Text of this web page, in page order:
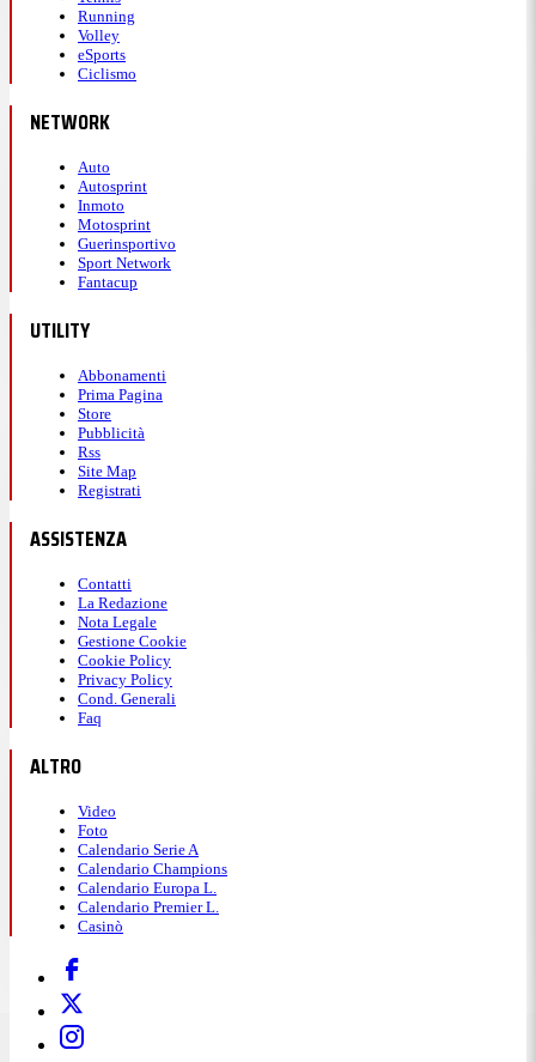
Running
Volley
eSports
Ciclismo
NETWORK
Auto
Autosprint
Inmoto
Motosprint
Guerinsportivo
Sport Network
Fantacup
UTILITY
Abbonamenti
Prima Pagina
Store
Pubblicità
Rss
Site Map
Registrati
ASSISTENZA
Contatti
La Redazione
Nota Legale
Gestione Cookie
Cookie Policy
Privacy Policy
Cond. Generali
Faq
ALTRO
Video
Foto
Calendario Serie A
Calendario Champions
Calendario Europa L.
Calendario Premier L.
Casinò